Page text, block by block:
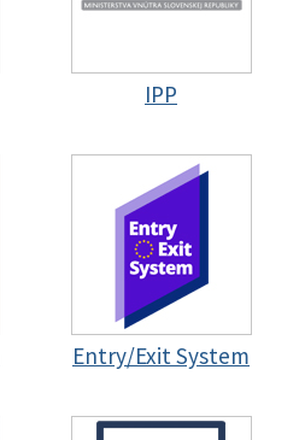
IPP
Entry/Exit System